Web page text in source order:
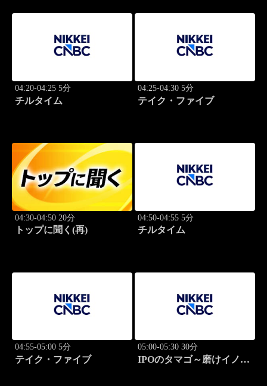
04:20-04:25 5分
チルタイム
04:25-04:30 5分
テイク・ファイブ
04:30-04:50 20分
トップに聞く(再)
04:50-04:55 5分
チルタイム
04:55-05:00 5分
テイク・ファイブ
05:00-05:30 30分
IPOのタマゴ～磨けイノベ